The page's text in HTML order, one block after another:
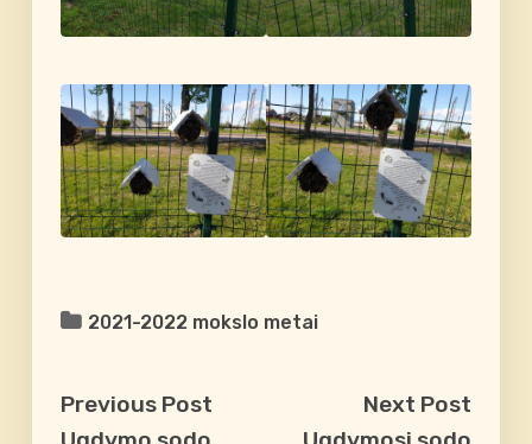
2021-2022 mokslo metai
Previous Post
Next Post